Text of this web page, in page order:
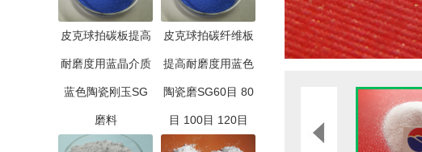
皮克球拍碳板提高
耐磨度用蓝晶介质
蓝色陶瓷刚玉SG
磨料
皮克球拍碳纤维板
提高耐磨度用蓝色
陶瓷磨SG60目 80
目 100目 120目